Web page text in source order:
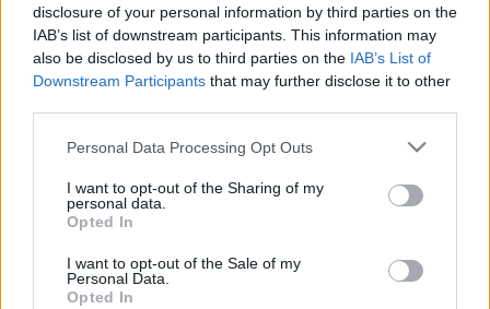
disclosure of your personal information by third parties on the
IAB’s list of downstream participants. This information may
also be disclosed by us to third parties on the IAB’s List of
Downstream Participants that may further disclose it to other
Please note that this website/app uses one or more Google
not limited to your visit or usage behaviour. You may click to
grant or deny consent to Google and its third-party tags to
use your data for below specified purposes in below Google
consent section.
Personal Data Processing Opt Outs
I want to opt-out of the Sharing of my
personal data.
Opted In
I want to opt-out of the Sale of my
Personal Data.
Opted In
Hipertonia
Hipertonia